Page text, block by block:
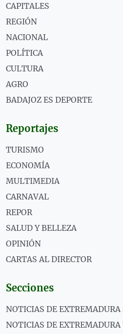
CAPITALES
REGIÓN
NACIONAL
POLÍTICA
CULTURA
AGRO
BADAJOZ ES DEPORTE
Reportajes
TURISMO
ECONOMÍA
MULTIMEDIA
CARNAVAL
REPOR
SALUD Y BELLEZA
OPINIÓN
CARTAS AL DIRECTOR
Secciones
NOTICIAS DE EXTREMADURA
NOTICIAS DE